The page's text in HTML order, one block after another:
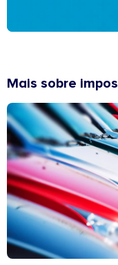
Mais sobre